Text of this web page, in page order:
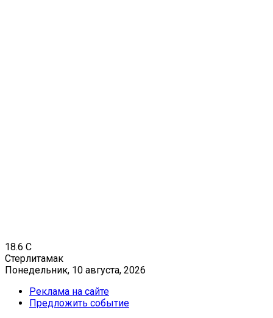
18.6 C
Стерлитамак
Понедельник, 10 августа, 2026
Реклама на сайте
Предложить событие